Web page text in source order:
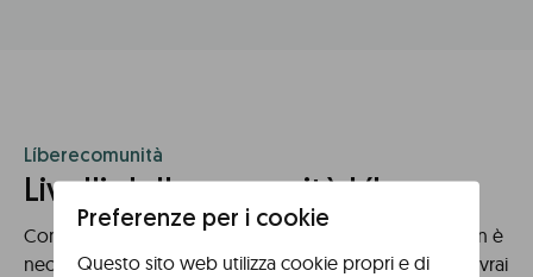
Líberecomunità
Livelli della comunità Líbere .
Con la sola iscrizione fai già parte della community! Non è
necessario avere prenotazioni precedenti, registrati e avrai
Preferenze per i cookie
Questo sito web utilizza cookie propri e di